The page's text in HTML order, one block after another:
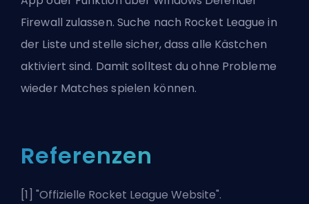
Firewall zulassen. Suche nach Rocket League in
der Liste und stelle sicher, dass alle Kästchen
aktiviert sind. Damit solltest du ohne Probleme
wieder Matches spielen können.
Referenzen
[1] "Offizielle Rocket League Website".